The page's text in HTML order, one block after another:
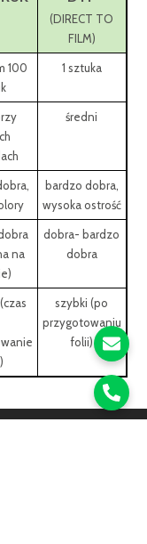
(DIRECT TO
FILM)
100
1 sztuka
średni
bardzo dobra,
wysoka ostrość
na
dobra- bardzo
dobra
szybki (po
przygotowaniu
folii)